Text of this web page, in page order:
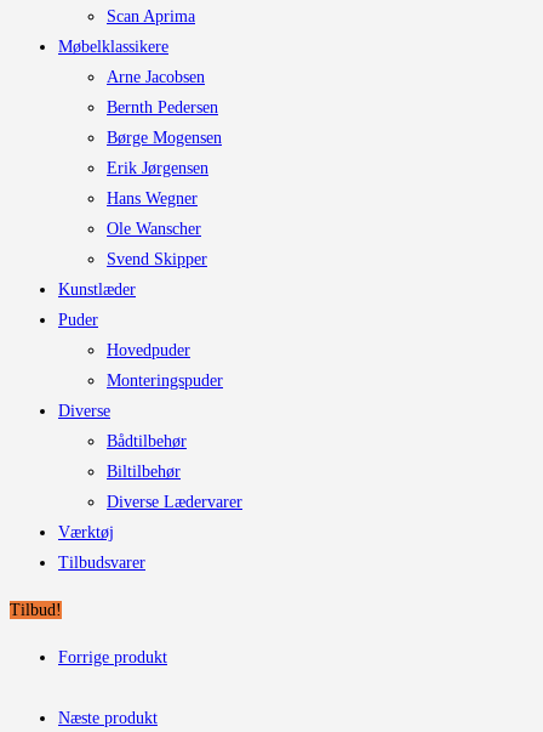
Scan Aprima
Møbelklassikere
Arne Jacobsen
Bernth Pedersen
Børge Mogensen
Erik Jørgensen
Hans Wegner
Ole Wanscher
Svend Skipper
Kunstlæder
Puder
Hovedpuder
Monteringspuder
Diverse
Bådtilbehør
Biltilbehør
Diverse Lædervarer
Værktøj
Tilbudsvarer
Tilbud!
Forrige produkt
Næste produkt